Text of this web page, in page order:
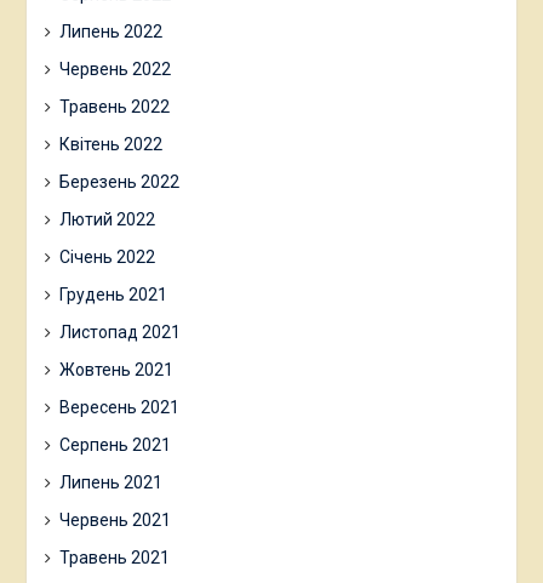
Липень 2022
Червень 2022
Травень 2022
Квітень 2022
Березень 2022
Лютий 2022
Січень 2022
Грудень 2021
Листопад 2021
Жовтень 2021
Вересень 2021
Серпень 2021
Липень 2021
Червень 2021
Травень 2021